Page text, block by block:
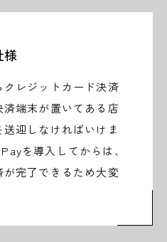
様
レジットカード決済
端末が置いてある店
迎しなければいけま
を導入してからは、
完了できるため大変